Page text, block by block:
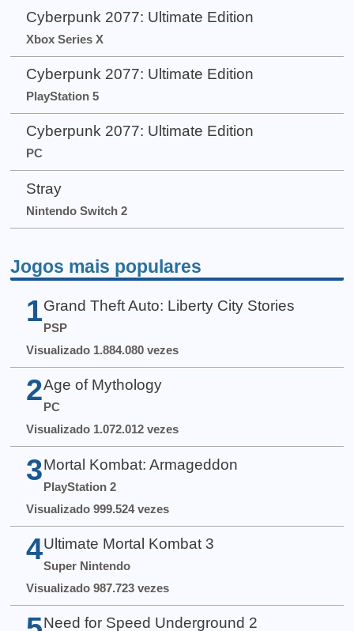
Cyberpunk 2077: Ultimate Edition
Xbox Series X
Cyberpunk 2077: Ultimate Edition
PlayStation 5
Cyberpunk 2077: Ultimate Edition
PC
Stray
Nintendo Switch 2
Jogos mais populares
1 Grand Theft Auto: Liberty City Stories
PSP
Visualizado 1.884.080 vezes
2 Age of Mythology
PC
Visualizado 1.072.012 vezes
3 Mortal Kombat: Armageddon
PlayStation 2
Visualizado 999.524 vezes
4 Ultimate Mortal Kombat 3
Super Nintendo
Visualizado 987.723 vezes
Need for Speed Underground 2